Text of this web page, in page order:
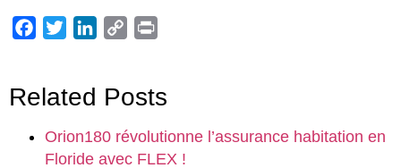
Facebook
TwitterLinkedIn
Copy
Related Posts
Orion180 révolutionne l’assurance habitation en
Floride avec FLEX !